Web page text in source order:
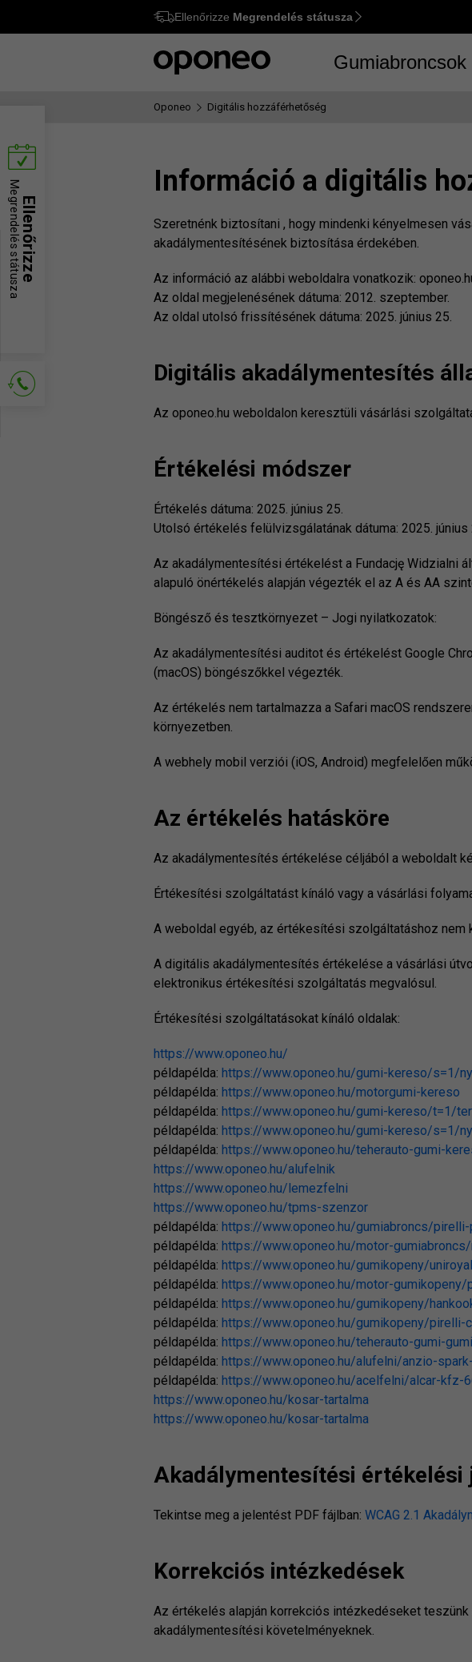
Ctrl M
Ellenőrizze Megrendelés státusza
Gumiabroncsok
Oponeo Digitális hozzáférhetőség
Információ a digitális
Szeretnénk biztosítani , hogy mindenki kényelmesen
akadálymentesítésének biztosítása érdekében.
Az információ az alábbi weboldalra vonatkozik:
Az oldal megjelenésének dátuma: 2012. szeptember.
Az oldal utolsó frissítésének dátuma: 2025. június 25.
Digitális akadálymentesítés
Az oponeo.hu weboldalon keresztüli vásárlási
Értékelési módszer
Értékelés dátuma: 2025. június 25.
Utolsó értékelés felülvizsgálatának dátuma: 2025. június
Az akadálymentesítési értékelést a Fundację Widzialni
alapuló önértékelés alapján végezték el az A és AA
Böngésző és tesztkörnyezet – Jogi nyilatkozatok:
Az akadálymentesítési auditot és értékelést Google
(macOS) böngészőkkel végezték.
Az értékelés nem tartalmazza a Safari macOS
környezetben.
A webhely mobil verziói (iOS, Android) megfelelően
Az értékelés hatásköre
Az akadálymentesítés értékelése céljából a weboldalt
Értékesítési szolgáltatást kínáló vagy a vásárlási
A weboldal egyéb, az értékesítési szolgáltatáshoz nem
A digitális akadálymentesítés értékelése a vásárlási
elektronikus értékesítési szolgáltatás megvalósul.
Értékesítési szolgáltatásokat kínáló oldalak:
https://www.oponeo.hu/
példapélda: https://www.oponeo.hu/gumi-kereso/s=1/
példapélda: https://www.oponeo.hu/motorgumi-kereso
példapélda: https://www.oponeo.hu/gumi-kereso/t=1/
példapélda: https://www.oponeo.hu/gumi-kereso/s=1/
példapélda: https://www.oponeo.hu/teherauto-gumi-
https://www.oponeo.hu/alufelnik
https://www.oponeo.hu/lemezfelni
https://www.oponeo.hu/tpms-szenzor
példapélda: https://www.oponeo.hu/gumiabroncs/
példapélda: https://www.oponeo.hu/motor-
példapélda: https://www.oponeo.hu/gumikopeny/
példapélda: https://www.oponeo.hu/motor-
példapélda: https://www.oponeo.hu/gumikopeny/
példapélda: https://www.oponeo.hu/gumikopeny/
példapélda: https://www.oponeo.hu/teherauto-gumi-
példapélda: https://www.oponeo.hu/alufelni/anzio-
példapélda: https://www.oponeo.hu/acelfelni/alcar-kfz-
https://www.oponeo.hu/kosar-tartalma
https://www.oponeo.hu/kosar-tartalma
Akadálymentesítési értékelési
Tekintse meg a jelentést PDF fájlban: WCAG 2.1
Korrekciós intézkedések
Az értékelés alapján korrekciós intézkedéseket
akadálymentesítési követelményeknek.
Ellenőrizze
Megrendelés státusza